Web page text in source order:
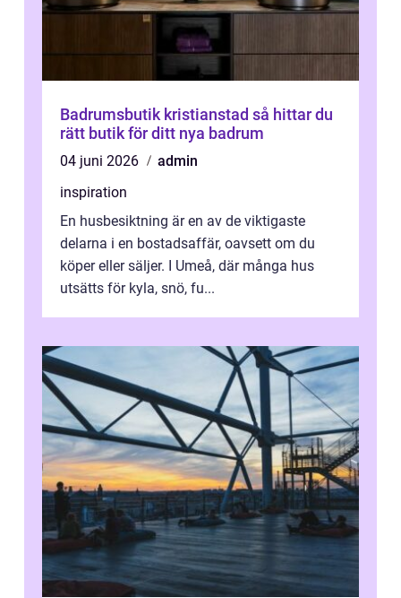
Badrumsbutik kristianstad så hittar du
rätt butik för ditt nya badrum
04 juni 2026
admin
inspiration
En husbesiktning är en av de viktigaste
delarna i en bostadsaffär, oavsett om du
köper eller säljer. I Umeå, där många hus
utsätts för kyla, snö, fu...